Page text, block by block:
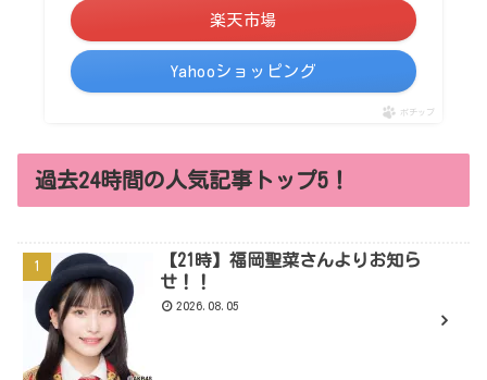
楽天市場
Yahooショッピング
ポチップ
過去24時間の人気記事トップ5！
【21時】福岡聖菜さんよりお知ら
せ！！
2026.08.05